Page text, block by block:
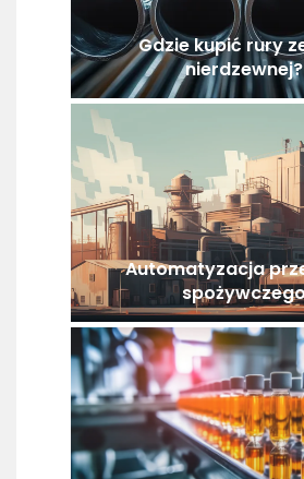
Gdzie kupić rury
nierdzewnej?
Automatyzacja